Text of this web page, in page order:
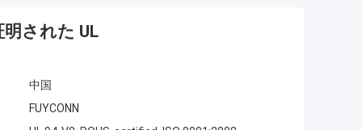
された UL
中国
FUYCONN